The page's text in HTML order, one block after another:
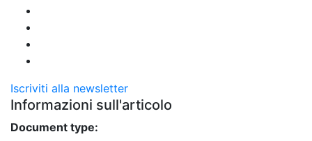
Iscriviti alla newsletter
Informazioni sull'articolo
Document type: